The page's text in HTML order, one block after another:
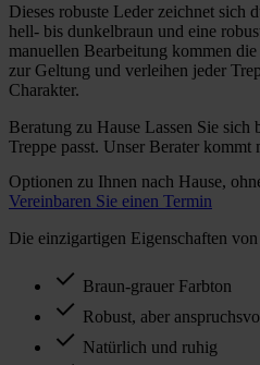
Dieses robuste Leder zeichnet sich
hell- bis dunkelbraun und eine
manuellen Bearbeitung kommen
zur Geltung und verleihen jeder
Charakter.
Beratung zu Hause Lassen Sie sich
Treppe passt. Unser Berater
Optionen zu Ihnen nach Hause,
Vereinbaren Sie einen Termin
Die einzigartigen Eigenschaften
Braun-grauer Farbton
Robust, aber
Natürlich und ruhig